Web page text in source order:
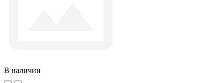
В наличии